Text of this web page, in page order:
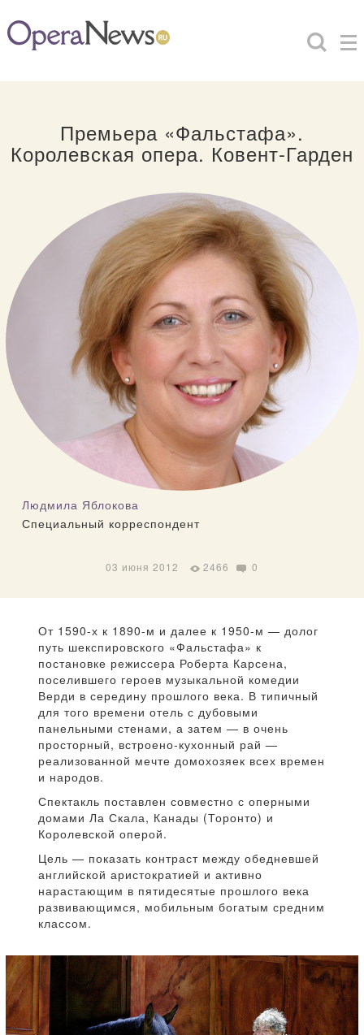
Премьера «Фальстафа».
Королевская опера. Ковент-Гарден
Людмила Яблокова
Специальный корреспондент
03 июня 2012 2466 0
От 1590-х к 1890-м и далее к 1950-м — долог
путь шекспировского «Фальстафа» к
постановке режиссера Роберта Карсена,
поселившего героев музыкальной комедии
Верди в середину прошлого века. В типичный
для того времени отель с дубовыми
панельными стенами, а затем — в очень
просторный, встроено-кухонный рай —
реализованной мечте домохозяек всех времен
и народов.
Спектакль поставлен совместно с оперными
домами Ла Скала, Канады (Торонто) и
Королевской оперой.
Цель — показать контраст между обедневшей
английской аристократией и активно
нарастающим в пятидесятые прошлого века
развивающимся, мобильным богатым средним
классом.